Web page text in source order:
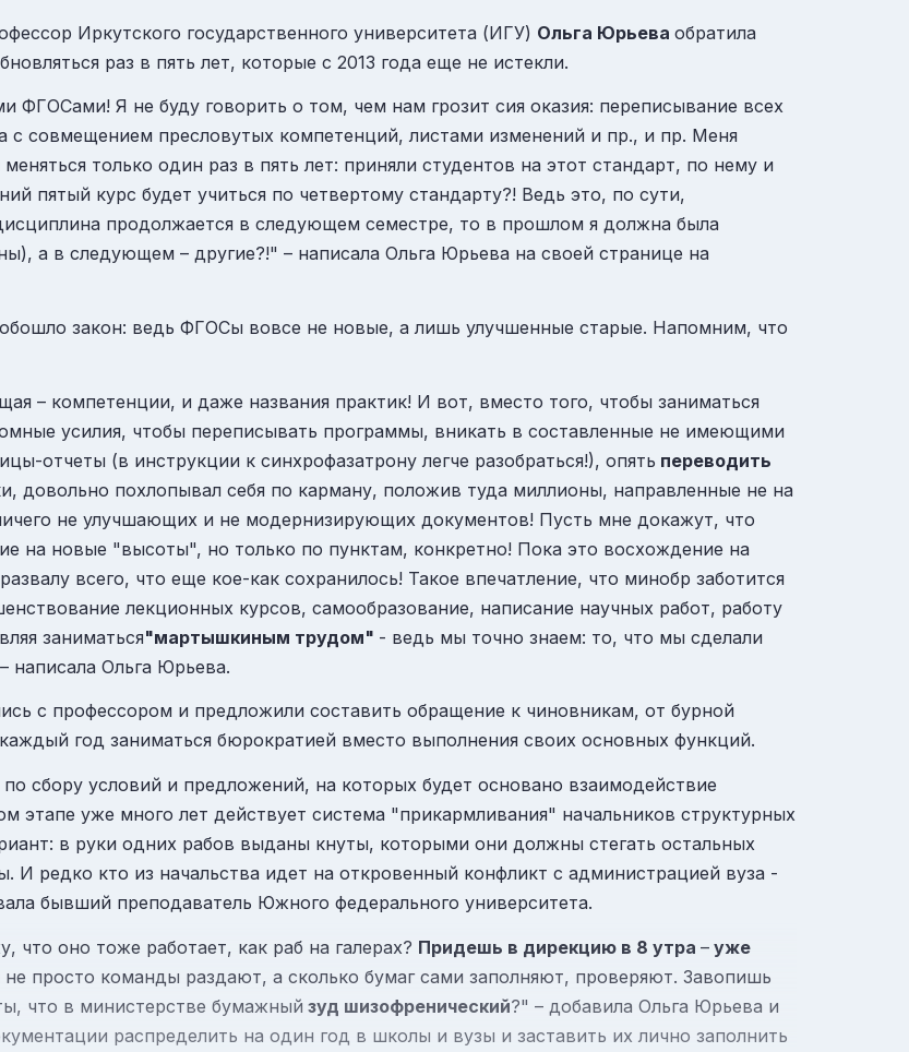
Иркутского государственного университета (ИГУ) Ольга Юрьева обратила
раз в пять лет, которые с 2013 года еще не истекли.
ФГОСами! Я не буду говорить о том, чем нам грозит сия оказия: переписывание всех
с совмещением пресловутых компетенций, листами изменений и пр., и пр. Меня
только один раз в пять лет: приняли студентов на этот стандарт, по нему и
пятый курс будет учиться по четвертому стандарту?! Ведь это, по сути,
продолжается в следующем семестре, то в прошлом я должна была
а в следующем – другие?!" – написала Ольга Юрьева на своей странице на
закон: ведь ФГОСы вовсе не новые, а лишь улучшенные старые. Напомним, что
– компетенции, и даже названия практик! И вот, вместо того, чтобы заниматься
усилия, чтобы переписывать программы, вникать в составленные не имеющими
отчеты (в инструкции к синхрофазатрону легче разобраться!), опять переводить
довольно похлопывал себя по карману, положив туда миллионы, направленные не на
не улучшающих и не модернизирующих документов! Пусть мне докажут, что
на новые "высоты", но только по пунктам, конкретно! Пока это восхождение на
всего, что еще кое-как сохранилось! Такое впечатление, что минобр заботится
лекционных курсов, самообразование, написание научных работ, работу
заниматься"мартышкиным трудом" - ведь мы точно знаем: то, что мы сделали
написала Ольга Юрьева.
с профессором и предложили составить обращение к чиновникам, от бурной
год заниматься бюрократией вместо выполнения своих основных функций.
сбору условий и предложений, на которых будет основано взаимодействие
этапе уже много лет действует система "прикармливания" начальников структурных
в руки одних рабов выданы кнуты, которыми они должны стегать остальных
И редко кто из начальства идет на откровенный конфликт с администрацией вуза -
бывший преподаватель Южного федерального университета.
что оно тоже работает, как раб на галерах? Придешь в дирекцию в 8 утра – уже
просто команды раздают, а сколько бумаг сами заполняют, проверяют. Завопишь
что в министерстве бумажный зуд шизофренический?" – добавила Ольга Юрьева и
распределить на один год в школы и вузы и заставить их лично заполнить